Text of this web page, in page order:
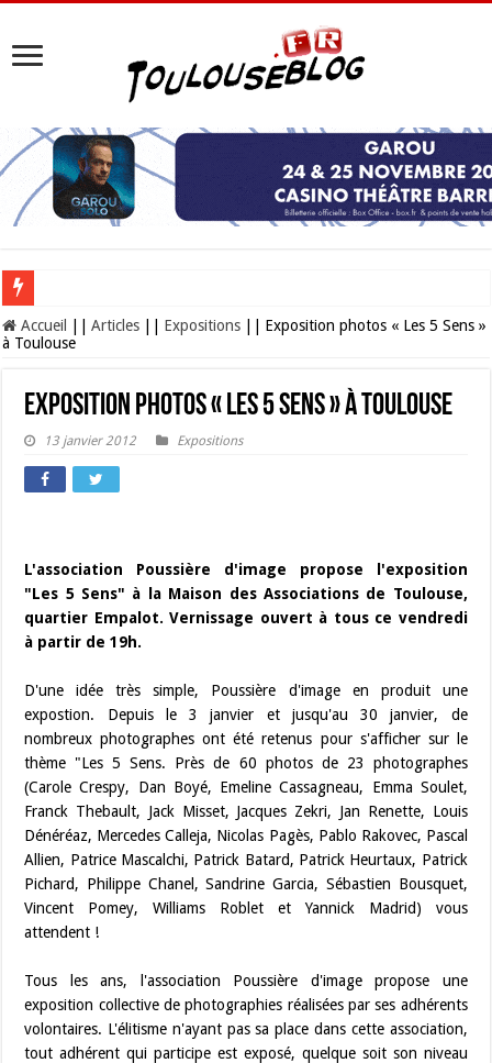
Les Nocturnes de la Cité de l’espace 2026 : l’événement incontournable de
Accueil Articles Expositions
Exposition photos « Les 5 Sens »
à Toulouse
Exposition photos « Les 5 Sens » à Toulouse
13 janvier 2012 Expositions
L'association Poussière d'image propose l'exposition
"Les 5 Sens" à la Maison des Associations de Toulouse,
quartier Empalot. Vernissage ouvert à tous ce vendredi
à partir de 19h.
D'une idée très simple, Poussière d'image en produit une
expostion. Depuis le 3 janvier et jusqu'au 30 janvier, de
nombreux photographes ont été retenus pour s'afficher sur le
thème "Les 5 Sens. Près de 60 photos de 23 photographes
(Carole Crespy, Dan Boyé, Emeline Cassagneau, Emma Soulet,
Franck Thebault, Jack Misset, Jacques Zekri, Jan Renette, Louis
Dénéréaz, Mercedes Calleja, Nicolas Pagès, Pablo Rakovec, Pascal
Allien, Patrice Mascalchi, Patrick Batard, Patrick Heurtaux, Patrick
Pichard, Philippe Chanel, Sandrine Garcia, Sébastien Bousquet,
Vincent Pomey, Williams Roblet et Yannick Madrid) vous
attendent !
Tous les ans, l'association Poussière d'image propose une
exposition collective de photographies réalisées par ses adhérents
volontaires. L'élitisme n'ayant pas sa place dans cette association,
tout adhérent qui participe est exposé, quelque soit son niveau